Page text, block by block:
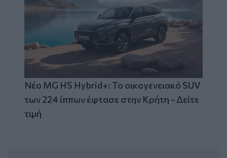
Νέο MG HS Hybrid+: Το οικογενειακό SUV
των 224 ίππων έφτασε στην Κρήτη - Δείτε
τιμή